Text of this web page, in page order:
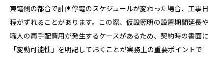
東電側の都合で計画停電のスケジュールが変わった場合、工事日
程がずれることがあります。この際、仮設照明の設置期間延長や
職人の再手配費用が発生するケースがあるため、契約時の書面に
「変動可能性」を明記しておくことが実務上の重要ポイントで